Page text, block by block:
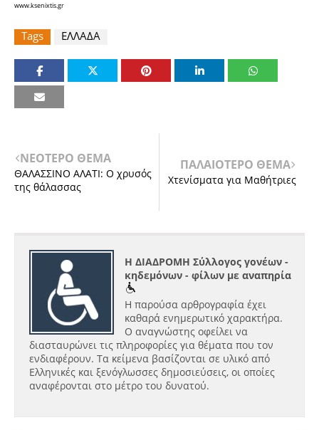
www.ksenixtis.gr
Tags ΕΛΛΑΔΑ
ΝΕΟΤΕΡΟ ΘΕΜΑ
ΘΑΛΑΣΣΙΝΟ ΑΛΑΤΙ: O χρυσός
της θάλασσας
ΠΑΛΑΙΟΤΕΡΟ ΘΕΜΑ
Χτενίσματα για Μαθήτριες
Η ΔΙΑΔΡΟΜΗ Σύλλογος γονέων -
κηδεμόνων - φίλων με αναπηρία
Η παρούσα αρθρογραφία έχει
καθαρά ενημερωτικό χαρακτήρα.
Ο αναγνώστης οφείλει να
διασταυρώνει τις πληροφορίες για θέματα που τον
ενδιαφέρουν. Τα κείμενα βασίζονται σε υλικό από
Ελληνικές και ξενόγλωσσες δημοσιεύσεις, οι οποίες
αναφέρονται στο μέτρο του δυνατού.